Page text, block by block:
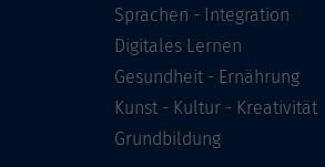
Sprachen - Integration
Digitales Lernen
Gesundheit - Ernährung
Kunst - Kultur - Kreativität
Grundbildung